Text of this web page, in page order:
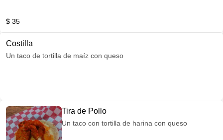
$ 35
Costilla
Un taco de tortilla de maíz con queso
Tira de Pollo
Un taco con tortilla de harina con queso